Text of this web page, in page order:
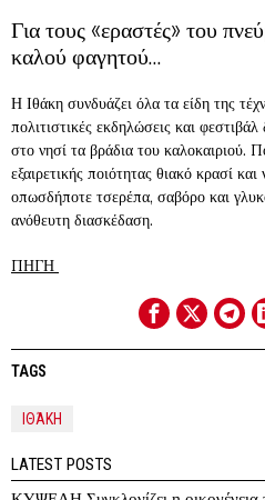
Για τους «εραστές» του
καλού φαγητού…
Η Ιθάκη συνδυάζει όλα τα είδη της
πολιτιστικές εκδηλώσεις και
στο νησί τα βράδια του καλοκαιριού.
εξαιρετικής ποιότητας θιακό κρασί
οπωσδήποτε τσερέπα, σαβόρο και
ανόθευτη διασκέδαση.
ΠΗΓΗ
TAGS
ΙΘΆΚΗ
LATEST POSTS